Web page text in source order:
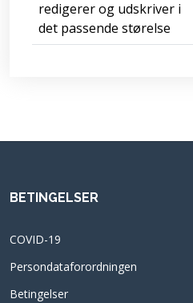
redigerer og udskriver i
det passende størelse
BETINGELSER
COVID-19
Persondataforordningen
Betingelser